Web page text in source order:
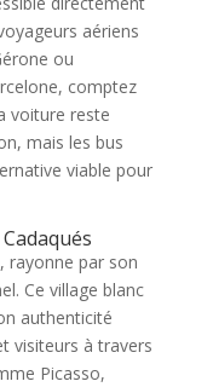
aériens
ou
comptez
voiture reste
mais les bus
viable pour
rayonne par son
Ce village blanc
authenticité
visiteurs à travers
Picasso,